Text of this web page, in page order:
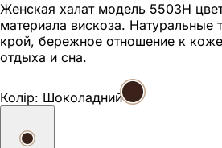
Женская халат модель 5503Н
материала вискоза. Натуральные
крой, бережное отношение к
отдыха и сна.
Колір: Шоколадний